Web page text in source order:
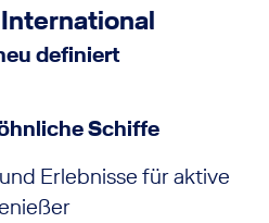
definiert
Schiffe
Erlebnisse für aktive